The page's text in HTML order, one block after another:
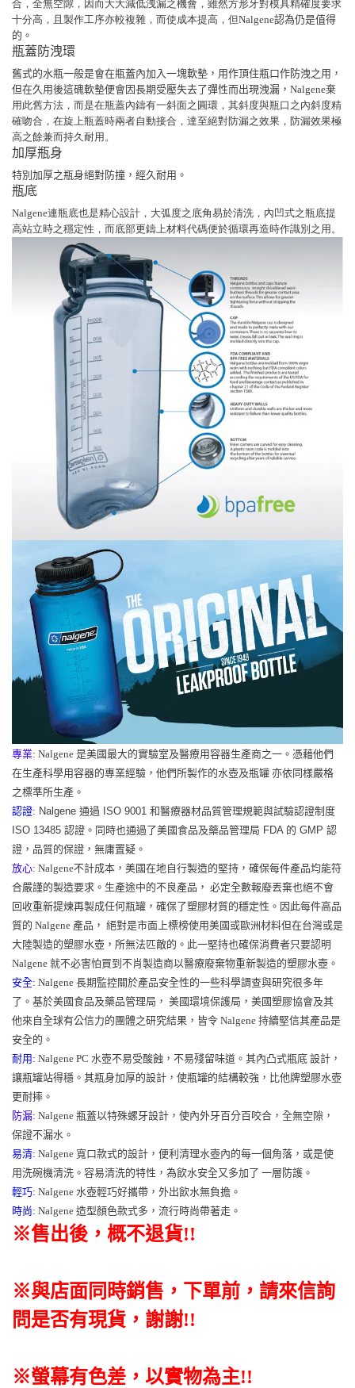
合，全無空隙，因而大大減低洩漏之機會，雖然方形牙對模具精確度要求
十分高，且製作工序亦較複雜，而使成本提高，但Nalgene認為仍是值得
的。
瓶蓋防洩環
舊式的水瓶一般是會在瓶蓋內加入一塊軟墊，用作頂住瓶口作防洩之用，
但在久用後這磈軟墊便會因長期受壓失去了彈性而出現洩漏， Nalgene棄
用此舊方法，而是在瓶蓋內鑄有一斜面之圓環，其斜度與瓶口之內斜度精
確吻合，在旋上瓶蓋時兩者自動接合，達至絕對防漏之效果，防漏效果極
高之餘兼而持久耐用。
加厚瓶身
特別加厚之瓶身絕對防撞，經久耐用。
瓶底
Nalgene連瓶底也是精心設計，大弧度之底角易於清洗，內凹式之瓶底提
高站立時之穩定性，而底部更鑄上材料代碼便於循環再造時作識別之用。
專業: Nalgene 是美國最大的實驗室及醫療用容器生產商之一。憑藉他們
在生產科學用容器的專業經驗，他們所製作的水壺及瓶罐 亦依同樣嚴格
之標準所生產。
認證: Nalgene 通過 ISO 9001 和醫療器材品質管理規範與試驗認證制度
ISO 13485 認證。同時也通過了美國食品及藥品管理局 FDA 的 GMP 認
證，品質的保證，無庸置疑。
放心: Nalgene不計成本，美國在地自行製造的堅持，確保每件產品均能符
合嚴謹的製造要求。生產途中的不良產品， 必定全數報廢丟棄也絕不會
回收重新提煉再製成任何瓶罐，確保了塑膠材質的穩定性。因此每件高品
質的 Nalgene 產品， 絕對是市面上標榜使用美國或歐洲材料但在台灣或是
大陸製造的塑膠水壺，所無法匹敵的。此一堅持也確保消費者只要認明
Nalgene 就不必害怕買到不肖製造商以醫療廢棄物重新製造的塑膠水壺。
安全: Nalgene 長期監控關於產品安全性的一些科學調查與研究很多年
了。基於美國食品及藥品管理局， 美國環境保護局，美國塑膠協會及其
他來自全球有公信力的團體之研究結果，皆令 Nalgene 持續堅信其產品是
安全的。
耐用: Nalgene PC 水壺不易受酸蝕，不易殘留味道。其內凸式瓶底 設計，
讓瓶罐站得穩。其瓶身加厚的設計，使瓶罐的結構較強，比他牌塑膠水壺
更耐摔。
防漏: Nalgene 瓶蓋以特殊螺牙設計，使內外牙百分百咬合，全無空隙，
保證不漏水。
易清: Nalgene 寬口款式的設計，便利清理水壺內的每一個角落，或是使
用洗碗機清洗。容易清洗的特性，為飲水安全又多加了 一層防護。
輕巧: Nalgene 水壺輕巧好攜帶，外出飲水無負擔。
時尚: Nalgene 造型顏色款式多，流行時尚帶著走。
※售出後，概不退貨!!
※與店面同時銷售 ， 下單前 ， 請來信詢
問是否有現貨，謝謝!!
※螢幕有色差，以實物為主!!